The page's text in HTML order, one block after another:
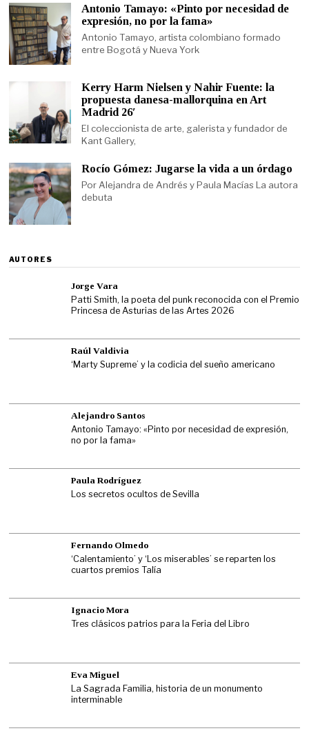
Antonio Tamayo: «Pinto por necesidad de
expresión, no por la fama»
Antonio Tamayo, artista colombiano formado
entre Bogotá y Nueva York
Kerry Harm Nielsen y Nahir Fuente: la
propuesta danesa-mallorquina en Art
Madrid 26′
El coleccionista de arte, galerista y fundador de
Kant Gallery,
Rocío Gómez: Jugarse la vida a un órdago
Por Alejandra de Andrés y Paula Macías La autora
debuta
AUTORES
Jorge Vara
Patti Smith, la poeta del punk reconocida con el Premio
Princesa de Asturias de las Artes 2026
Raúl Valdivia
‘Marty Supreme’ y la codicia del sueño americano
Alejandro Santos
Antonio Tamayo: «Pinto por necesidad de expresión,
no por la fama»
Paula Rodríguez
Los secretos ocultos de Sevilla
Fernando Olmedo
‘Calentamiento’ y ‘Los miserables’ se reparten los
cuartos premios Talía
Ignacio Mora
Tres clásicos patrios para la Feria del Libro
Eva Miguel
La Sagrada Familia, historia de un monumento
interminable